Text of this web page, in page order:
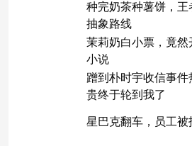
种完奶茶种薯饼，
抽象路线
茉莉奶白小票，竟
小说
蹭到朴时宇收信事
贵终于轮到我了
星巴克翻车，员工